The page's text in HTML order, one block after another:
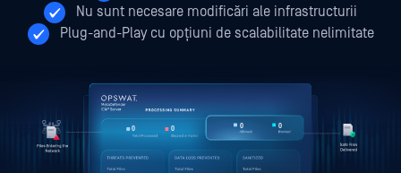
Nu sunt necesare modificări ale infrastructurii
Plug-and-Play cu opțiuni de scalabilitate nelimitate
134,785 5 131,435 2,345